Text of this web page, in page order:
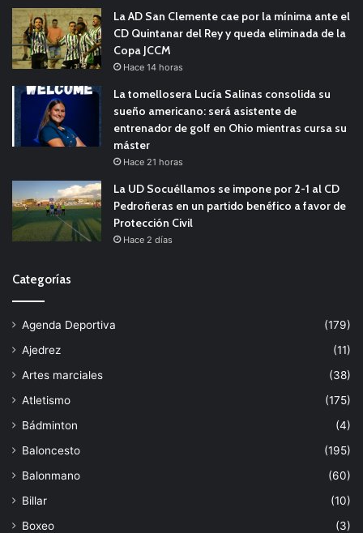
La AD San Clemente cae por la mínima ante el
CD Quintanar del Rey y queda eliminada de la
Copa JCCM
Hace 14 horas
La tomellosera Lucía Salinas consolida su
sueño americano: será asistente de
entrenador de golf en Ohio mientras cursa su
máster
Hace 21 horas
La UD Socuéllamos se impone por 2-1 al CD
Pedroñeras en un partido benéfico a favor de
Protección Civil
Hace 2 días
Categorías
Agenda Deportiva
(179)
Ajedrez
(11)
Artes marciales
(38)
Atletismo
(175)
Bádminton
(4)
Baloncesto
(195)
Balonmano
(60)
Billar
(10)
Boxeo
(3)